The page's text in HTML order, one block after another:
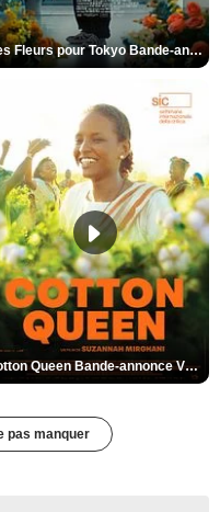
Des Fleurs pour Tokyo Bande-annonce VO STFR
Cotton Queen Bande-annonce VO STFR
pas manquer